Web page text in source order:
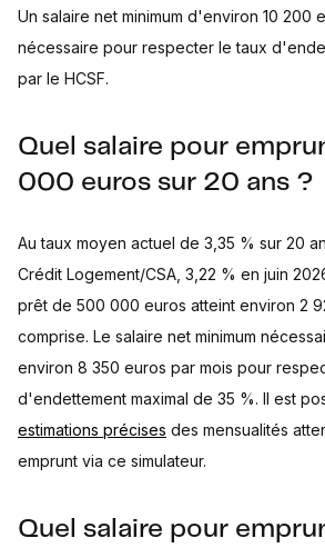
Un salaire net minimum d'environ 10 200
nécessaire pour respecter le taux
par le HCSF.
Quel salaire pour
000 euros sur 20 ans ?
Au taux moyen actuel de 3,35 % sur 20
Crédit Logement/CSA, 3,22 % en juin
prêt de 500 000 euros atteint environ 2
comprise. Le salaire net minimum
environ 8 350 euros par mois pour
d'endettement maximal de 35 %. Il est
estimations précises des mensualités
emprunt via ce simulateur.
Quel salaire pour